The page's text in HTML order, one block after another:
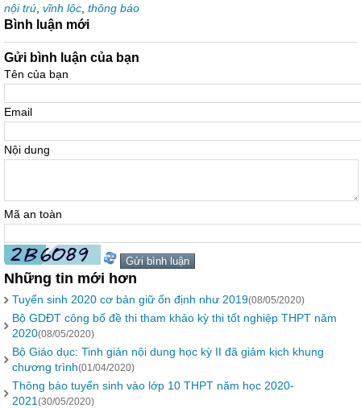
nội trú vĩnh lộc thông báo
Bình luận mới
Gửi bình luận của bạn
Tên của bạn
Email
Nội dung
Mã an toàn
Những tin mới hơn
Tuyển sinh 2020 cơ bản giữ ổn định như 2019(08/05/2020)
Bộ GDĐT công bố đề thi tham khảo kỳ thi tốt nghiệp THPT năm
2020(08/05/2020)
Bộ Giáo dục: Tinh giản nội dung học kỳ II đã giảm kịch khung
chương trình(01/04/2020)
Thông báo tuyển sinh vào lớp 10 THPT năm học 2020-
2021 (30/05/2020)